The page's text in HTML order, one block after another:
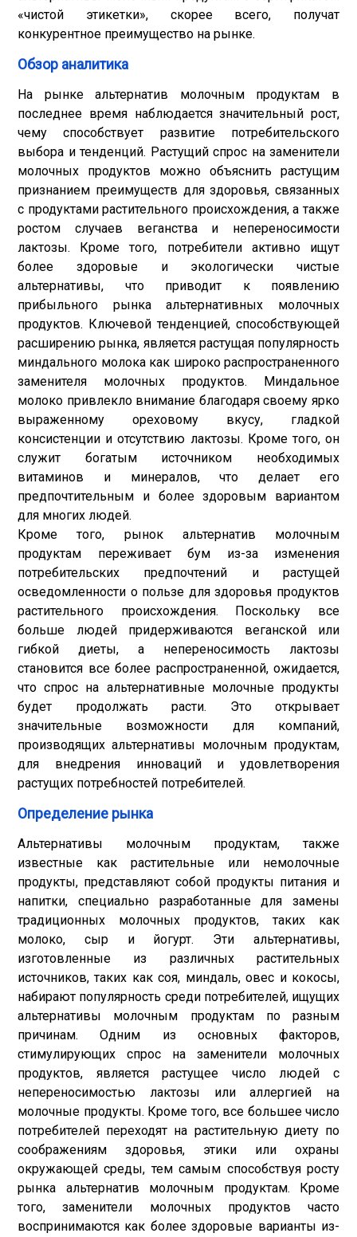
«чистой этикетки», скорее всего, получат
конкурентное преимущество на рынке.
Обзор аналитика
На рынке альтернатив молочным продуктам в
последнее время наблюдается значительный рост,
чему способствует развитие потребительского
выбора и тенденций. Растущий спрос на заменители
молочных продуктов можно объяснить растущим
признанием преимуществ для здоровья, связанных
с продуктами растительного происхождения, а также
ростом случаев веганства и непереносимости
лактозы. Кроме того, потребители активно ищут
более здоровые и экологически чистые
альтернативы, что приводит к появлению
прибыльного рынка альтернативных молочных
продуктов. Ключевой тенденцией, способствующей
расширению рынка, является растущая популярность
миндального молока как широко распространенного
заменителя молочных продуктов. Миндальное
молоко привлекло внимание благодаря своему ярко
выраженному ореховому вкусу, гладкой
консистенции и отсутствию лактозы. Кроме того, он
служит богатым источником необходимых
витаминов и минералов, что делает его
предпочтительным и более здоровым вариантом
для многих людей.
Кроме того, рынок альтернатив молочным
продуктам переживает бум из-за изменения
потребительских предпочтений и растущей
осведомленности о пользе для здоровья продуктов
растительного происхождения. Поскольку все
больше людей придерживаются веганской или
гибкой диеты, а непереносимость лактозы
становится все более распространенной, ожидается,
что спрос на альтернативные молочные продукты
будет продолжать расти. Это открывает
значительные возможности для компаний,
производящих альтернативы молочным продуктам,
для внедрения инноваций и удовлетворения
растущих потребностей потребителей.
Определение рынка
Альтернативы молочным продуктам, также
известные как растительные или немолочные
продукты, представляют собой продукты питания и
напитки, специально разработанные для замены
традиционных молочных продуктов, таких как
молоко, сыр и йогурт. Эти альтернативы,
изготовленные из различных растительных
источников, таких как соя, миндаль, овес и кокосы,
набирают популярность среди потребителей, ищущих
альтернативы молочным продуктам по разным
причинам. Одним из основных факторов,
стимулирующих спрос на заменители молочных
продуктов, является растущее число людей с
непереносимостью лактозы или аллергией на
молочные продукты. Кроме того, все большее число
потребителей переходят на растительную диету по
соображениям здоровья, этики или охраны
окружающей среды, тем самым способствуя росту
рынка альтернатив молочным продуктам. Кроме
того, заменители молочных продуктов часто
воспринимаются как более здоровые варианты из-